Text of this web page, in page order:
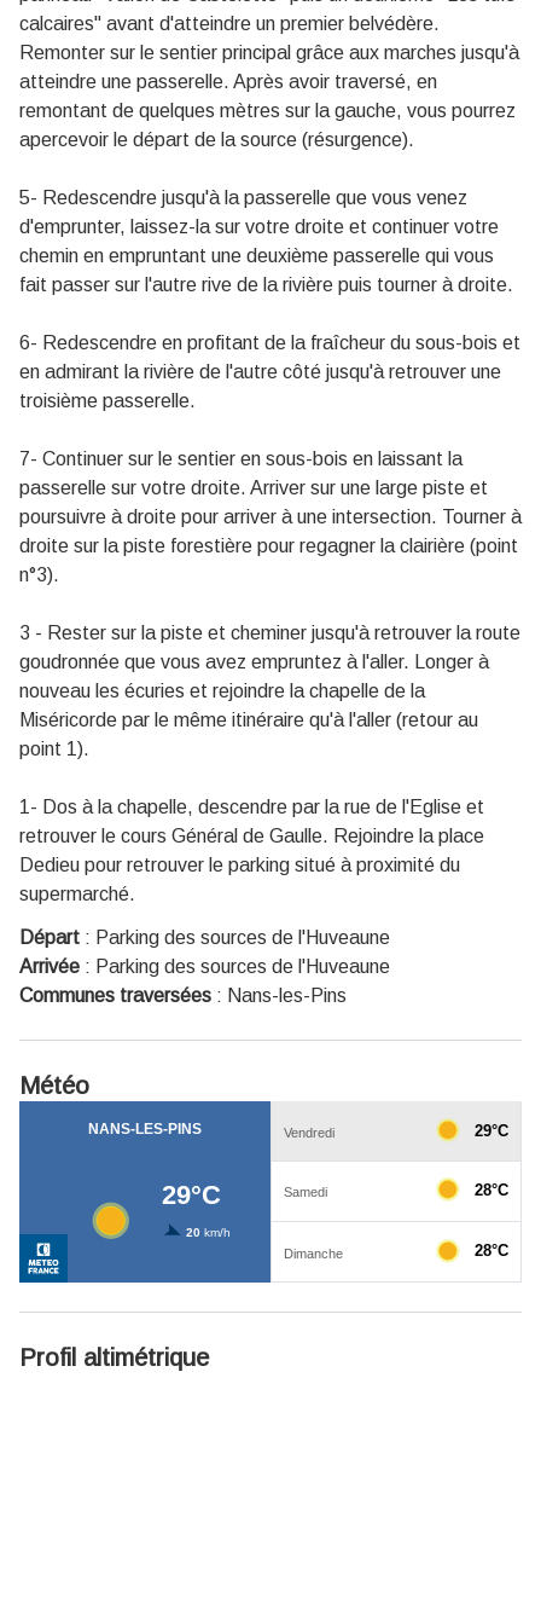
calcaires" avant d'atteindre un premier belvédère.
Remonter sur le sentier principal grâce aux marches jusqu'à
atteindre une passerelle. Après avoir traversé, en
remontant de quelques mètres sur la gauche, vous pourrez
apercevoir le départ de la source (résurgence).
5- Redescendre jusqu'à la passerelle que vous venez
d'emprunter, laissez-la sur votre droite et continuer votre
chemin en empruntant une deuxième passerelle qui vous
fait passer sur l'autre rive de la rivière puis tourner à droite.
6- Redescendre en profitant de la fraîcheur du sous-bois et
en admirant la rivière de l'autre côté jusqu'à retrouver une
troisième passerelle.
7- Continuer sur le sentier en sous-bois en laissant la
passerelle sur votre droite. Arriver sur une large piste et
poursuivre à droite pour arriver à une intersection. Tourner à
droite sur la piste forestière pour regagner la clairière (point
n°3).
3 - Rester sur la piste et cheminer jusqu'à retrouver la route
goudronnée que vous avez empruntez à l'aller. Longer à
nouveau les écuries et rejoindre la chapelle de la
Miséricorde par le même itinéraire qu'à l'aller (retour au
point 1).
1- Dos à la chapelle, descendre par la rue de l'Eglise et
retrouver le cours Général de Gaulle. Rejoindre la place
Dedieu pour retrouver le parking situé à proximité du
supermarché.
Départ : Parking des sources de l'Huveaune
Arrivée : Parking des sources de l'Huveaune
Communes traversées : Nans-les-Pins
Météo
Profil altimétrique